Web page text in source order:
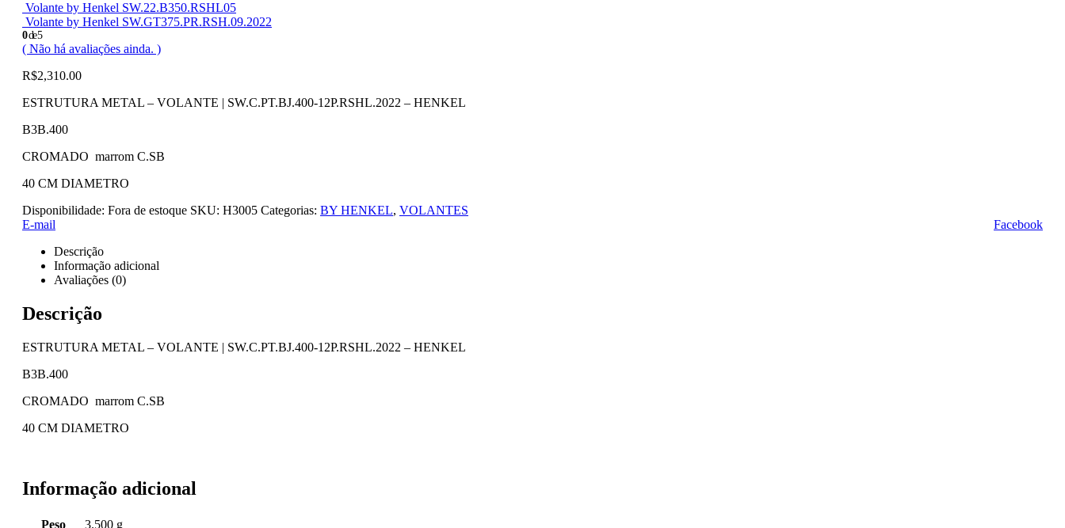
Volante by Henkel SW.22.B350.RSHL05
Volante by Henkel SW.GT375.PR.RSH.09.2022
0de 5
( Não há avaliações ainda. )
R$2,310.00
ESTRUTURA METAL – VOLANTE | SW.C.PT.BJ.400-12P.RSHL.2022 – HENKEL
B3B.400
CROMADO marrom C.SB
40 CM DIAMETRO
Disponibilidade: Fora de estoque SKU: H3005 Categorias: BY HENKEL, VOLANTES
Facebook
E-mail
Descrição
Informação adicional
Avaliações (0)
Descrição
ESTRUTURA METAL – VOLANTE | SW.C.PT.BJ.400-12P.RSHL.2022 – HENKEL
B3B.400
CROMADO marrom C.SB
40 CM DIAMETRO
Informação adicional
Peso
3.500 g